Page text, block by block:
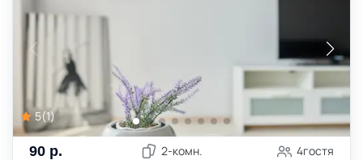
5(1)
90 р. 2-комн. 4гостя